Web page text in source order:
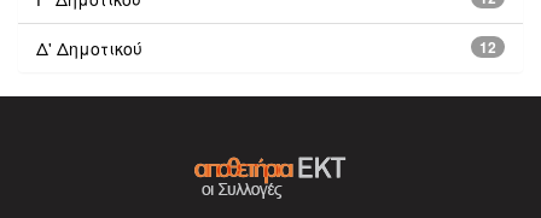
12
Δ' Δημοτικού